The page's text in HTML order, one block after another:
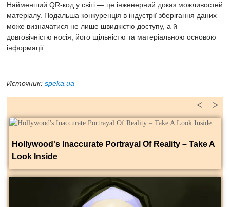
Найменший QR-код у світі — це інженерний доказ можливостей
матеріалу. Подальша конкуренція в індустрії зберігання даних
може визначатися не лише швидкістю доступу, а й
довговічністю носія, його щільністю та матеріальною основою
інформації.
Источник: speka.ua
>
<
Hollywood's Inaccurate Portrayal Of Reality – Take A
Look Inside